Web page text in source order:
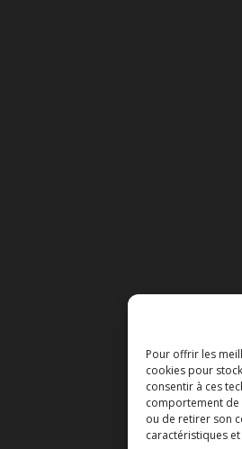
Pour offrir les
cookies pour
consentir à ces
comportement de
ou de retirer son
caractéristiques